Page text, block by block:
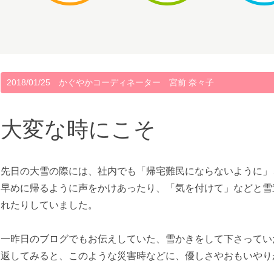
2018/01/25 かぐやかコーディネーター 宮前 奈々子
大変な時にこそ
先日の大雪の際には、社内でも「帰宅難民にならないように
早めに帰るように声をかけあったり、「気を付けて」などと
れたりしていました。
一昨日のブログでもお伝えしていた、雪かきをして下さって
返してみると、このような災害時などに、優しさやおもいや